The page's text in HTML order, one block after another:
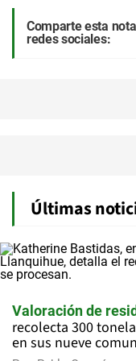
Comparte esta
redes sociales:
Últimas
Valoración de
recolecta 300
en sus nueve